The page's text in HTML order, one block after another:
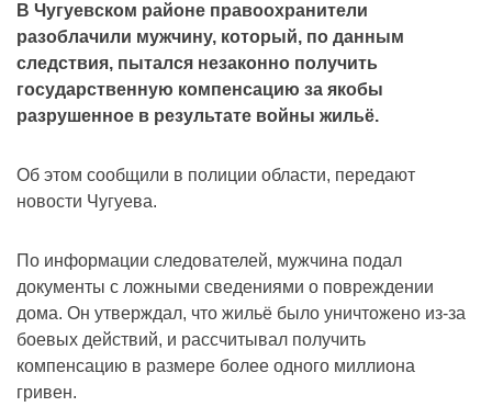
В Чугуевском районе правоохранители
разоблачили мужчину, который, по данным
следствия, пытался незаконно получить
государственную компенсацию за якобы
разрушенное в результате войны жильё.
Об этом сообщили в полиции области, передают
новости Чугуева.
По информации следователей, мужчина подал
документы с ложными сведениями о повреждении
дома. Он утверждал, что жильё было уничтожено из-за
боевых действий, и рассчитывал получить
компенсацию в размере более одного миллиона
гривен.